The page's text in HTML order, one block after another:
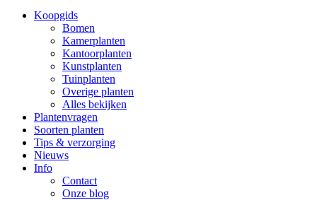
Koopgids
Bomen
Kamerplanten
Kantoorplanten
Kunstplanten
Tuinplanten
Overige planten
Alles bekijken
Plantenvragen
Soorten planten
Tips & verzorging
Nieuws
Info
Contact
Onze blog